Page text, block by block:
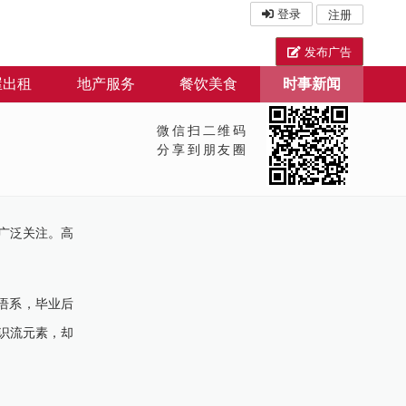
登录 注册
发布广告
租 地产服务 餐饮美食 时事新闻
微信扫二维码
分享到朋友圈
泛关注。高
系，毕业后
流元素，却